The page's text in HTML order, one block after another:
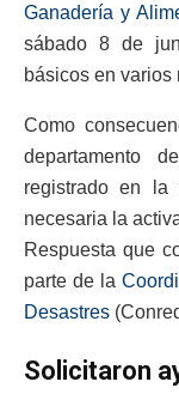
Ganadería y
sábado 8 de
básicos en varios
Como
departamento
registrado en la
necesaria la
Respuesta que
parte de la
Desastres
Solicitaron